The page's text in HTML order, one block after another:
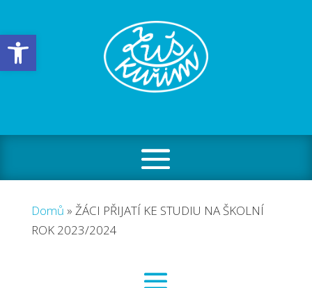
Open toolbar
Domů » ŽÁCI PŘIJATÍ KE STUDIU NA ŠKOLNÍ
ROK 2023/2024